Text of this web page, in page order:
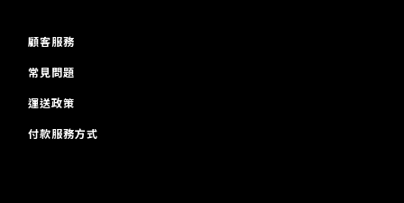
顧客服務
常見問題
運送政策
付款服務方式